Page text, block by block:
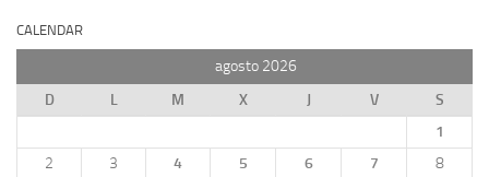
CALENDAR
agosto 2026
D
L M X J V
S
1
2
3 4 5 6 7
8